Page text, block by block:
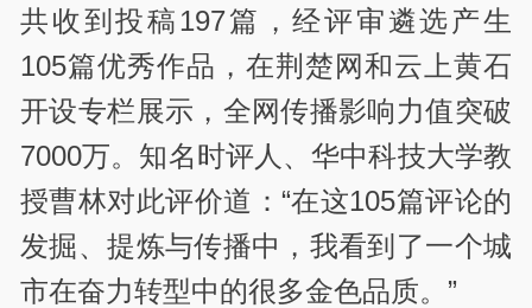
共收到投稿197篇，经评审遴选产生
105篇优秀作品，在荆楚网和云上黄石
开设专栏展示，全网传播影响力值突破
7000万。知名时评人、华中科技大学教
授曹林对此评价道：“在这105篇评论的
发掘、提炼与传播中，我看到了一个城
市在奋力转型中的很多金色品质。”